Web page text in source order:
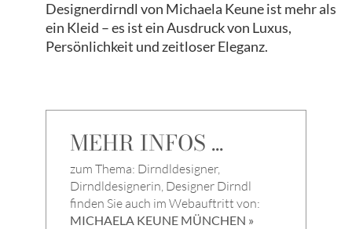
Designerdirndl von Michaela Keune ist mehr als
ein Kleid – es ist ein Ausdruck von Luxus,
Persönlichkeit und zeitloser Eleganz.
MEHR INFOS ...
zum Thema: Dirndldesigner,
Dirndldesignerin, Designer Dirndl
finden Sie auch im Webauftritt von:
MICHAELA KEUNE MÜNCHEN »